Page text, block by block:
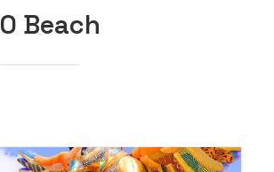
O Beach